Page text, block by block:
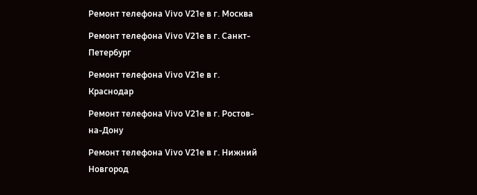
Ремонт телефона Vivo V21e в г. Москва
Ремонт телефона Vivo V21e в г. Санкт-
Петербург
Ремонт телефона Vivo V21e в г.
Краснодар
Ремонт телефона Vivo V21e в г. Ростов-
на-Дону
Ремонт телефона Vivo V21e в г. Нижний
Новгород